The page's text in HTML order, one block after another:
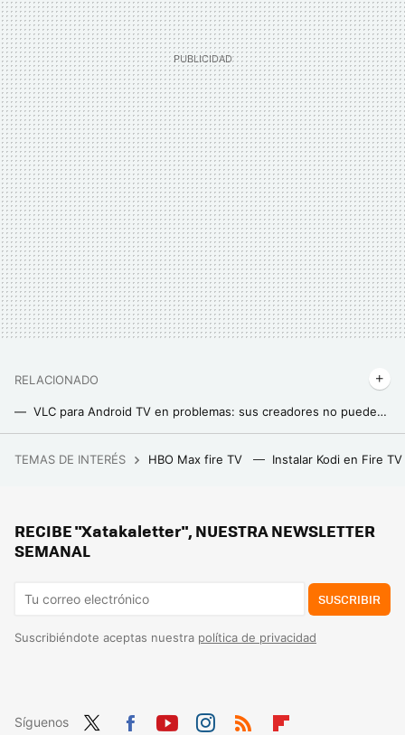
RELACIONADO
VLC para Android TV en problemas: sus creadores no pueden actualizar la app y le echan la culpa a Google
TEMAS DE INTERÉS HBO Max fire TV Instalar Kodi en Fire TV
RECIBE "Xatakaletter", NUESTRA NEWSLETTER
SEMANAL
SUSCRIBIR
Suscribiéndote aceptas nuestra política de privacidad
Síguenos